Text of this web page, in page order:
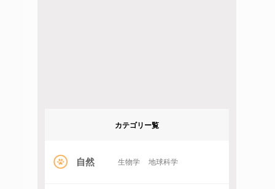
カテゴリー覧
自然 生物学 地球科学